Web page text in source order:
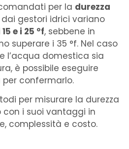
per la durezza
gestori idrici variano
e i 25 °f, sebbene in
superare i 35 °f. Nel caso
l’acqua domestica sia
è possibile eseguire
per confermarlo.
per misurare la durezza
con i suoi vantaggi in
complessità e costo.